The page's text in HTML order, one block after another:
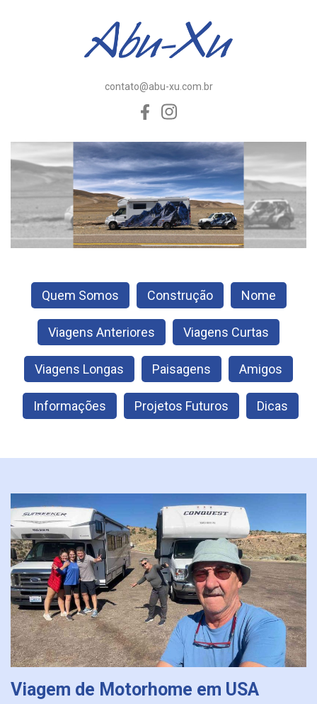
contato@abu-xu.com.br
Quem Somos Construção Nome
Viagens Anteriores Viagens Curtas
Viagens Longas Paisagens Amigos
Informações Projetos Futuros Dicas
Viagem de Motorhome em USA